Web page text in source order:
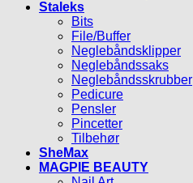
Staleks
Bits
File/Buffer
Neglebåndsklipper
Neglebåndssaks
Neglebåndsskrubber
Pedicure
Pensler
Pincetter
Tilbehør
SheMax
MAGPIE BEAUTY